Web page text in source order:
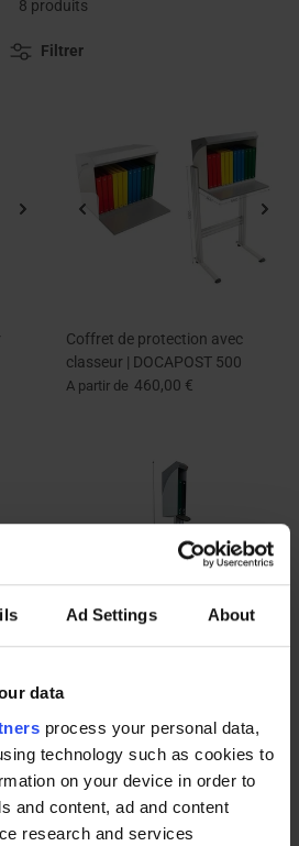
Ad Settings About
data
process your personal data,
technology such as cookies to
on your device in order to
and content, ad and content
research and services
Filtrer
8 produits
Coffret de protection avec
classeur | DOCAPOST 500
A partir de 460,00 €
avec DATAPOST
403,00 €